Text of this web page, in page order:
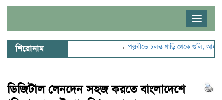
Toggle
শিরোনাম পল্লবীতে চলন্ত গাড়ি থেকে গুলি, আহত ২
ডিজিটাল লেনদেন সহজ করতে বাংলাদেশে